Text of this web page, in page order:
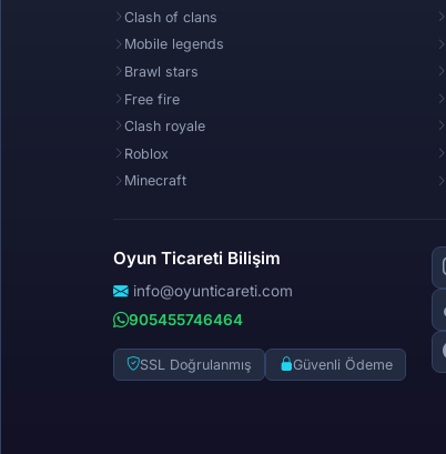
Clash of clans
Mobile legends
Brawl stars
Free fire
Clash royale
Roblox
Minecraft
Oyun Ticareti Bilişim
info@oyunticareti.com
905455746464
SSL Doğrulanmış Güvenli Ödeme